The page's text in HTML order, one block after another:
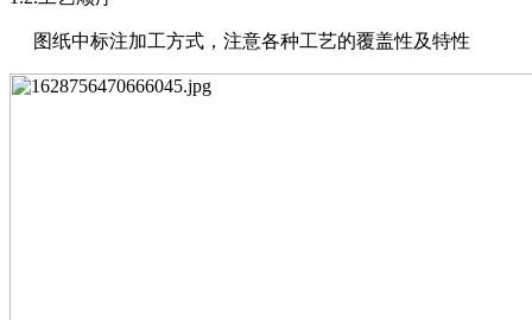
图纸中标注加工方式，注意各种工艺的覆盖性及特性